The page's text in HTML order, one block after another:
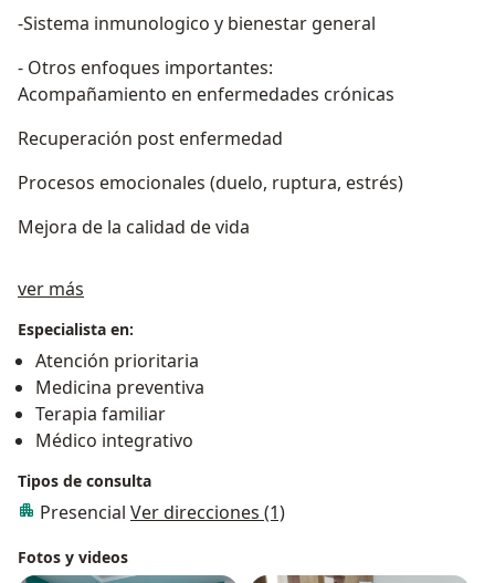
-Sistema inmunologico y bienestar general
- Otros enfoques importantes:
Acompañamiento en enfermedades crónicas
Recuperación post enfermedad
Procesos emocionales (duelo, ruptura, estrés)
Mejora de la calidad de vida
ver más
Especialista en:
Atención prioritaria
Medicina preventiva
Terapia familiar
Médico integrativo
Tipos de consulta
Presencial Ver direcciones (1)
Fotos y videos